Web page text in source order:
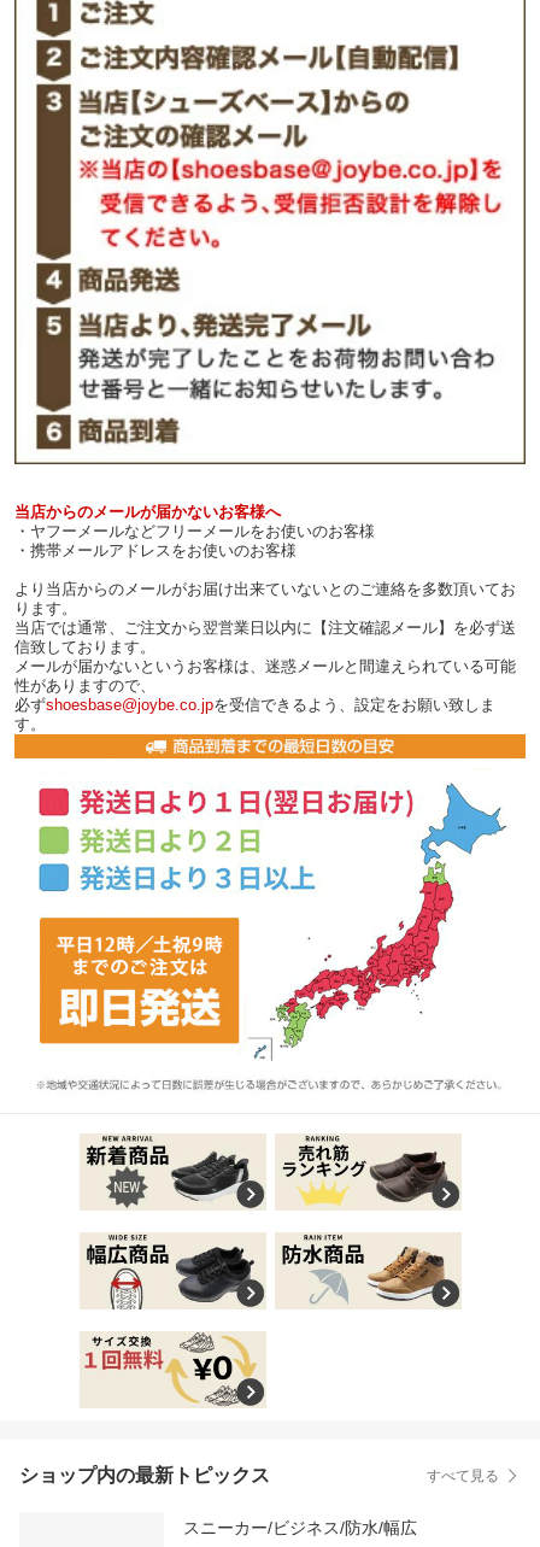
当店からのメールが届かないお客様へ
・ヤフーメールなどフリーメールをお使いのお客様
・携帯メールアドレスをお使いのお客様
より当店からのメールがお届け出来ていないとのご連絡を多数頂いてお
ります。
当店では通常、ご注文から翌営業日以内に【注文確認メール】を必ず送
信致しております。
メールが届かないというお客様は、迷惑メールと間違えられている可能
性がありますので、
必ずshoesbase@joybe.co.jpを受信できるよう、設定をお願い致しま
す。
ショップ内の最新トピックス すべて見る
スニーカー/ビジネス/防水/幅広